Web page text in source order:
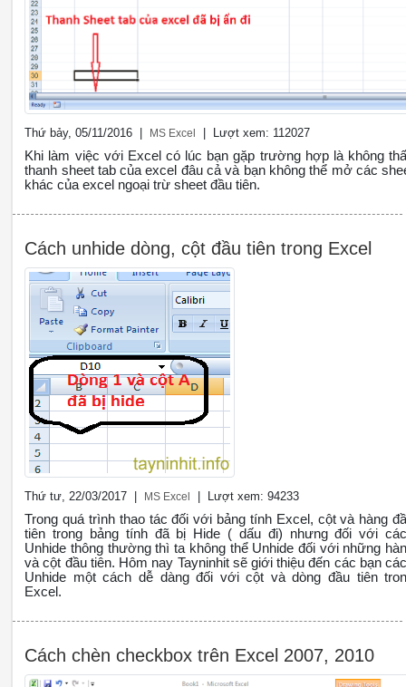
Thứ bảy, 05/11/2016 | MS Excel | Lượt xem: 112027
Khi làm việc với Excel có lúc bạn gặp trường hợp là không
thanh sheet tab của excel đâu cả và bạn không thể mở các
khác của excel ngoại trừ sheet đầu tiên.
Cách unhide dòng, cột đầu tiên trong Excel
Thứ tư, 22/03/2017 | MS Excel | Lượt xem: 94233
Trong quá trình thao tác đối với bảng tính Excel, cột và hàng
tiên trong bảng tính đã bị Hide ( dấu đi) nhưng đối với
Unhide thông thường thì ta không thể Unhide đối với những
và cột đầu tiên. Hôm nay Tayninhit sẽ giới thiệu đến các bạn
Unhide một cách dễ dàng đối với cột và dòng đầu tiên
Excel.
Cách chèn checkbox trên Excel 2007, 2010